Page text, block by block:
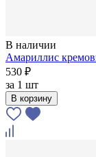
В наличии
Амариллис
530 ₽
за 1 шт
В корзину